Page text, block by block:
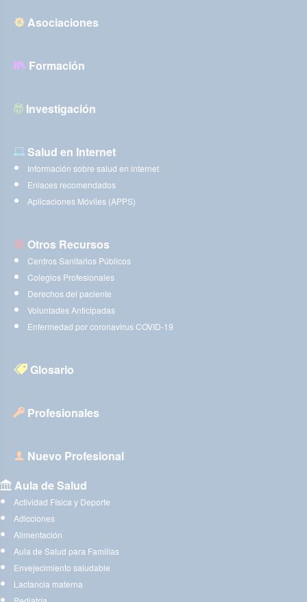
Asociaciones
Formación
Investigación
Salud en Internet
Información sobre salud en internet
Enlaces recomendados
Aplicaciones Móviles (APPS)
Otros Recursos
Centros Sanitarios Públicos
Colegios Profesionales
Derechos del paciente
Voluntades Anticipadas
Enfermedad por coronavirus COVID-19
Glosario
Profesionales
Nuevo Profesional
Aula de Salud
Actividad Física y Deporte
Adicciones
Alimentación
Aula de Salud para Familias
Envejecimiento saludable
Lactancia materna